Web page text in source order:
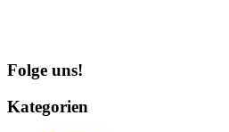
Folge uns!
Kategorien